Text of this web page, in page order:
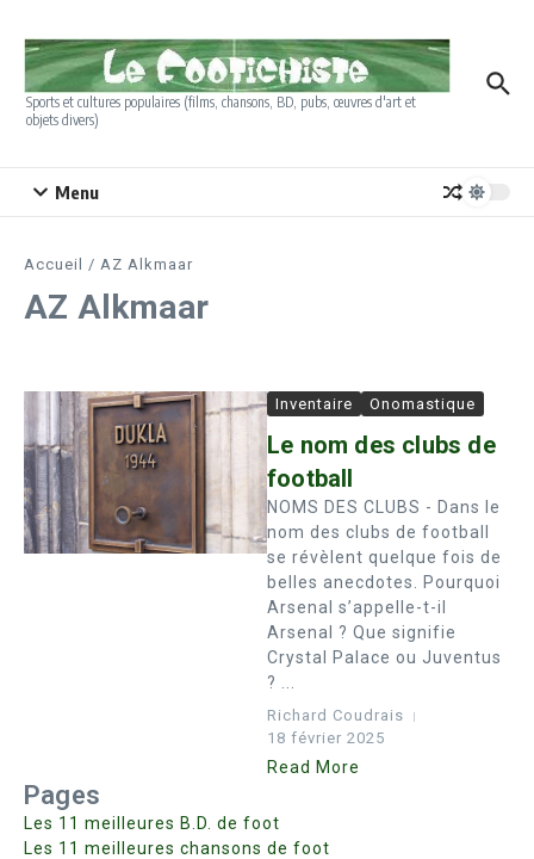
Sports et cultures populaires (films, chansons, BD, pubs, œuvres d'art et
objets divers)
Menu
Accueil / AZ Alkmaar
AZ Alkmaar
Inventaire Onomastique
Le nom des clubs de
football
NOMS DES CLUBS - Dans le
nom des clubs de football
se révèlent quelque fois de
belles anecdotes. Pourquoi
Arsenal s’appelle-t-il
Arsenal ? Que signifie
Crystal Palace ou Juventus
? ...
Richard Coudrais
18 février 2025
Read More
Pages
Les 11 meilleures B.D. de foot
Les 11 meilleures chansons de foot